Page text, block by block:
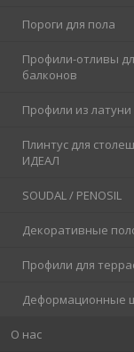
Пороги для пола
Профили-отливы
балконов
Профили из латуни
Плинтус для
ИДЕАЛ
SOUDAL / PENOSIL
Декоративные
Профили для
Деформационные
О нас